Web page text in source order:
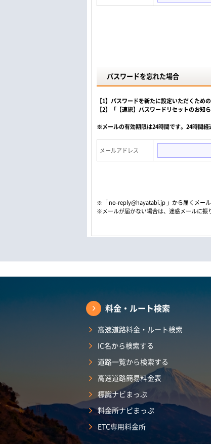
パスワードを忘れた場合
【1】パスワードを新たに設定いただくた
【2】「【速旅】パスワードリセットのお
※メールの有効期限は24時間です。24時間経
メールアドレス
※「 no-reply@hayatabi.jp 」から届くメール
※メールが届かない場合は、迷惑メールに振
料金・ルート検索
高速道路料金・ルート検索
IC名から検索する
道路一覧から検索する
高速道路簡易料金表
標識ナビまっぷ
料金所ナビまっぷ
ETC専用料金所